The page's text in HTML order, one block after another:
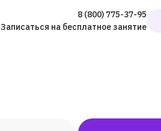
8 (800) 775-37-95
Записаться на бесплатное занятие